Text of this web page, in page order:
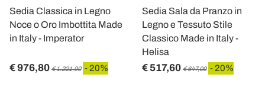
Sedia Classica in Legno
Noce o Oro Imbottita Made
in Italy - Imperator
€ 976,80 € 1.221,00 - 20%
Sedia Sala da Pranzo in
Legno e Tessuto Stile
Classico Made in Italy -
Helisa
€ 517,60 € 647,00 - 20%